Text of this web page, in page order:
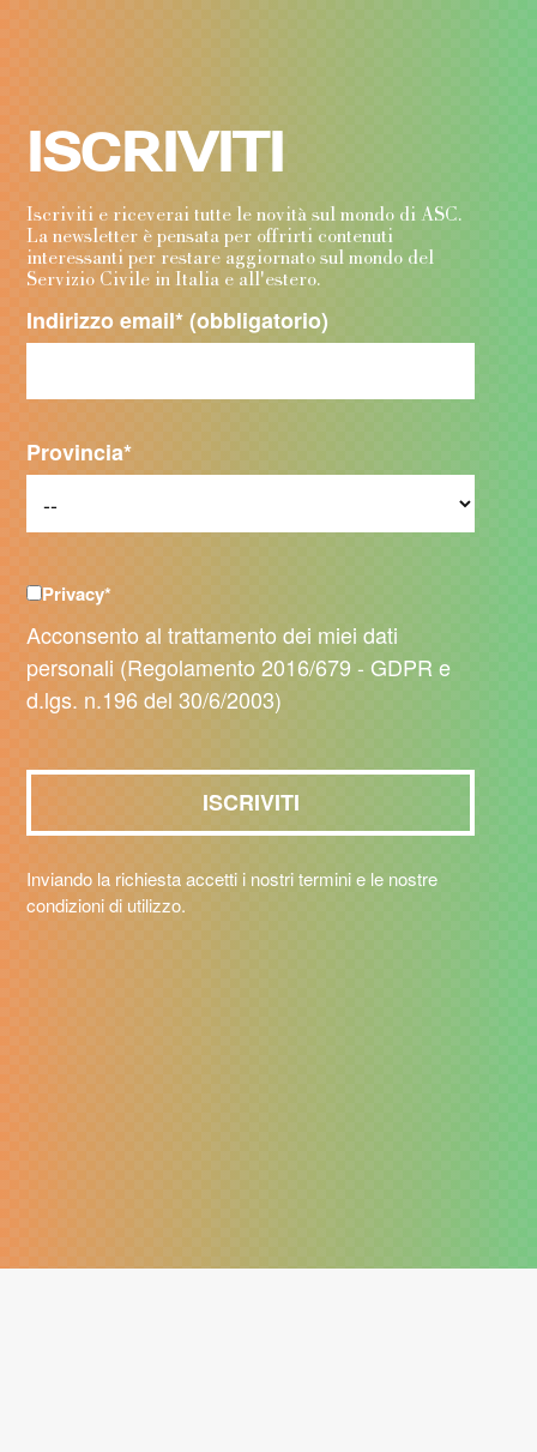
ISCRIVITI
Iscriviti e riceverai tutte le novità sul mondo di ASC.
La newsletter è pensata per offrirti contenuti
interessanti per restare aggiornato sul mondo del
Servizio Civile in Italia e all'estero.
Indirizzo email* (obbligatorio)
Provincia*
Privacy*
Acconsento al trattamento dei miei dati
personali (Regolamento 2016/679 - GDPR e
d.lgs. n.196 del 30/6/2003)
Inviando la richiesta accetti i nostri termini e le nostre
condizioni di utilizzo.